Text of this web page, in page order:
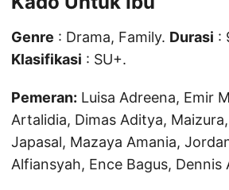
Genre : Drama, Family. Durasi :
Klasifikasi : SU+.
Pemeran: Luisa Adreena, Emir
Artalidia, Dimas Aditya,
Japasal, Mazaya Amania,
Alfiansyah, Ence Bagus, Dennis